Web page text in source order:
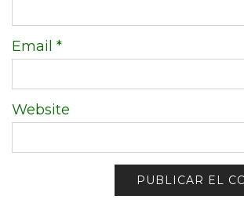
Email *
Website